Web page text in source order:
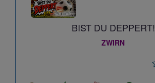
BIST DU DEPPERT!
ZWIRN